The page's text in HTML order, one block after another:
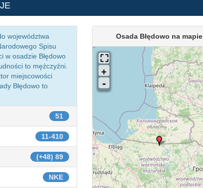
województwa
Spisu
w osadzie Błędowo
to mężczyźni.
miejscowości
Błędowo to
51
11-410
(+48) 89
NKE
Osada Błędowo na mapie